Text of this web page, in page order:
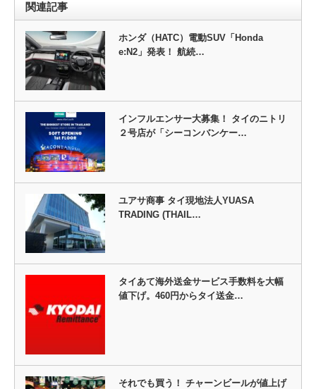
関連記事
ホンダ（HATC）電動SUV「Honda
e:N2」発表！ 航続…
インフルエンサー大募集！ タイのニトリ
２号店が「シーコンバンケー…
ユアサ商事 タイ現地法人YUASA
TRADING (THAIL…
タイあて海外送金サービス手数料を大幅
値下げ。460円からタイ送金…
それでも買う！ チャーンビールが値上げ